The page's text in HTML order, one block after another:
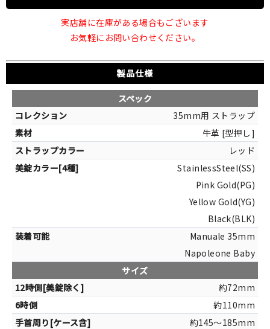
実店舗に在庫がある場合もございます
お気軽にお問い合わせください。
製品仕様
スペック
35mm用 ストラップ
牛革 [型押し]
レッド
StainlessSteel(SS)
Pink Gold(PG)
Yellow Gold(YG)
Black(BLK)
Manuale 35mm
Napoleone Baby
サイズ
約72mm
約110mm
約145～185mm